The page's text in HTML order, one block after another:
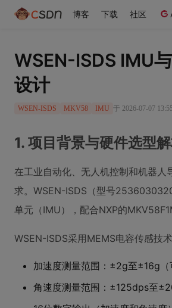
博客 下载 社区
WSEN-ISDS IMU
设计
WSEN-ISDS MKV58 IMU 于 2026-07-07
1. 项目背景与硬件选型
在工业自动化、无人机控制和机器
求。WSEN-ISDS（型号
单元（IMU），配合NXP的
WSEN-ISDS采用MEMS电容传感技
加速度测量范围：±2g至±16g（
角速度测量范围：±125dps至